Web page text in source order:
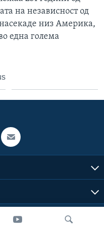
на независност од
низ Америка,
една голема
Inc. Сите права задржани.